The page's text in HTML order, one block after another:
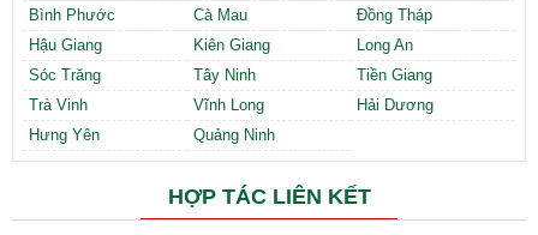
Bình Phước
Cà Mau
Đồng Tháp
Hậu Giang
Kiên Giang
Long An
Sóc Trăng
Tây Ninh
Tiền Giang
Trà Vinh
Vĩnh Long
Hải Dương
Hưng Yên
Quảng Ninh
HỢP TÁC LIÊN KẾT